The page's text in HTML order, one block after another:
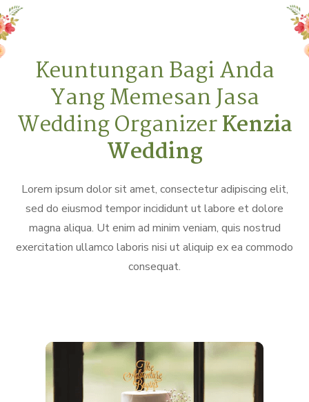
Keuntungan Bagi Anda
Yang Memesan Jasa
Wedding OrganizerKenzia
Wedding
Lorem ipsum dolor sit amet, consectetur adipiscing elit,
sed do eiusmod tempor incididunt ut labore et dolore
magna aliqua. Ut enim ad minim veniam, quis nostrud
exercitation ullamco laboris nisi ut aliquip ex ea commodo
consequat.